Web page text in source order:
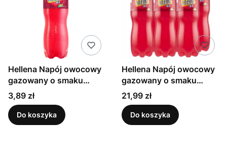
Hellena Napój owocowy
gazowany o smaku
cytrusowym 1,5 l
Cena
3,89 zł
Do koszyka
Hellena Napój owocowy
gazowany o smaku
cytrusowym 1,5 l x 6
sztuk
Cena
21,99 zł
Do koszyka